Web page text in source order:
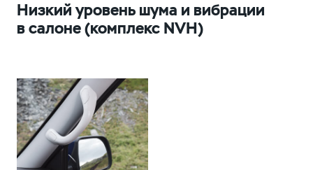
Низкий уровень шума и вибрации
в салоне (комплекс NVH)